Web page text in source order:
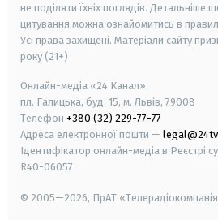
не поділяти їхніх поглядів. Детальніше
цитування можна ознайомитись в
Усі права захищені. Матеріали сайту
року (21+)
Онлайн-медіа «24 Канал»
пл. Галицька, буд. 15, м. Львів, 79008
Телефон +380 (32) 229-77-77
Адреса електронної пошти —
Ідентифікатор онлайн-медіа в Реєстрі
R40-06057
© 2005—2026, ПрАТ